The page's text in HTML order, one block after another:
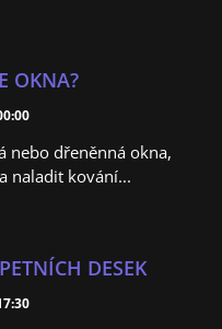
OKNA?
nebo dřeněnná okna,
naladit kování...
DESEK